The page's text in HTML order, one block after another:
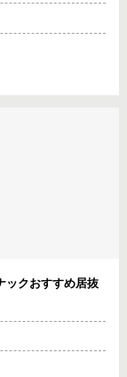
ックおすすめ居抜